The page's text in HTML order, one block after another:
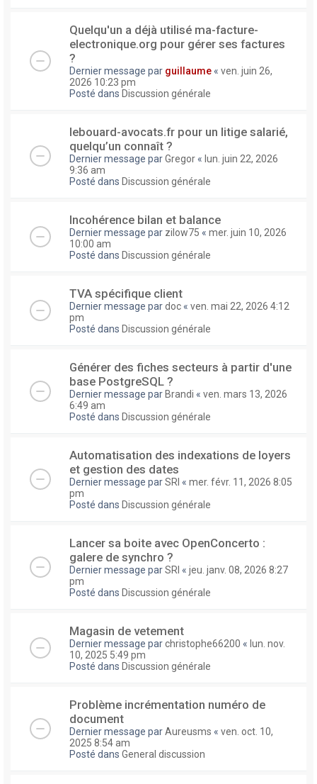
Quelqu'un a déjà utilisé ma-facture-
electronique.org pour gérer ses factures
?
Dernier message par guillaume « ven. juin 26,
2026 10:23 pm
Posté dans Discussion générale
lebouard-avocats.fr pour un litige salarié,
quelqu’un connaît ?
Dernier message parGregor « lun. juin 22, 2026
9:36 am
Posté dans Discussion générale
Incohérence bilan et balance
Dernier message par zilow75 « mer. juin 10, 2026
10:00 am
Posté dans Discussion générale
TVA spécifique client
Dernier message pardoc « ven. mai 22, 2026 4:12
pm
Posté dans Discussion générale
Générer des fiches secteurs à partir d'une
base PostgreSQL ?
Dernier message par Brandi « ven. mars 13, 2026
6:49 am
Posté dans Discussion générale
Automatisation des indexations de loyers
et gestion des dates
Dernier message parSRI « mer. févr. 11, 2026 8:05
pm
Posté dans Discussion générale
Lancer sa boite avec OpenConcerto :
galere de synchro ?
Dernier message parSRI « jeu. janv. 08, 2026 8:27
pm
Posté dans Discussion générale
Magasin de vetement
Dernier message parchristophe66200 « lun. nov.
10, 2025 5:49 pm
Posté dans Discussion générale
Problème incrémentation numéro de
document
Dernier message parAureusms « ven. oct. 10,
2025 8:54 am
Posté dans General discussion